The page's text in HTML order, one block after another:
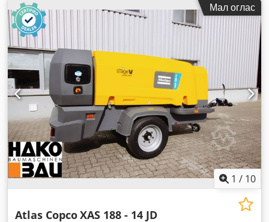
Мал оглас
1 / 10
Atlas CopcoXAS 188 - 14 JD